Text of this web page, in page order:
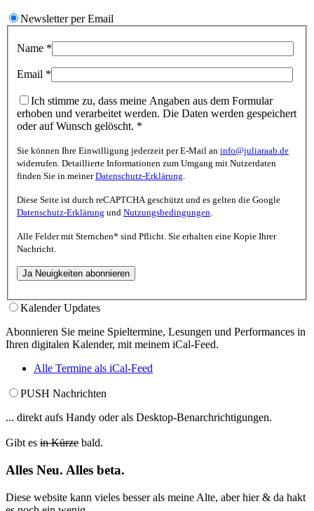
Newsletter per Email
Name *
Email *
Ich stimme zu, dass meine Angaben aus dem Formular
erhoben und verarbeitet werden. Die Daten werden gespeichert
oder auf Wunsch gelöscht. *
Sie können Ihre Einwilligung jederzeit per E-Mail an info@juliaraab.de
widerrufen. Detaillierte Informationen zum Umgang mit Nutzerdaten
finden Sie in meinerDatenschutz-Erklärung.
Diese Seite ist durch reCAPTCHA geschützt und es gelten die Google
Datenschutz-Erklärung und Nutzungsbedingungen.
Alle Felder mit Sternchen* sind Pflicht. Sie erhalten eine Kopie Ihrer
Nachricht.
Kalender Updates
Abonnieren Sie meine Spieltermine, Lesungen und Performances in
Ihren digitalen Kalender, mit meinem iCal-Feed.
Alle Termine als iCal-Feed
PUSH Nachrichten
... direkt aufs Handy oder als Desktop-Benarchrichtigungen.
Gibt es in Kürze bald.
Alles Neu. Alles beta.
Diese website kann vieles besser als meine Alte, aber hier & da hakt